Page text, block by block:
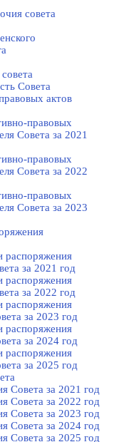
совета
Совета
актов
правовых
Cовета за 2021
правовых
Cовета за 2022
правовых
Cовета за 2023
распоряжения
за 2021 год
распоряжения
за 2022 год
распоряжения
за 2023 год
распоряжения
за 2024 год
распоряжения
за 2025 год
Совета за 2021 год
Совета за 2022 год
Cовета за 2023 год
Совета за 2024 год
Совета за 2025 год